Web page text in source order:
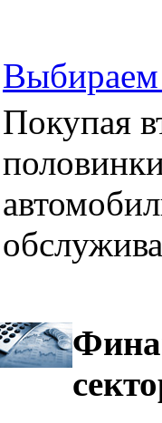
Выбираем
Покупая